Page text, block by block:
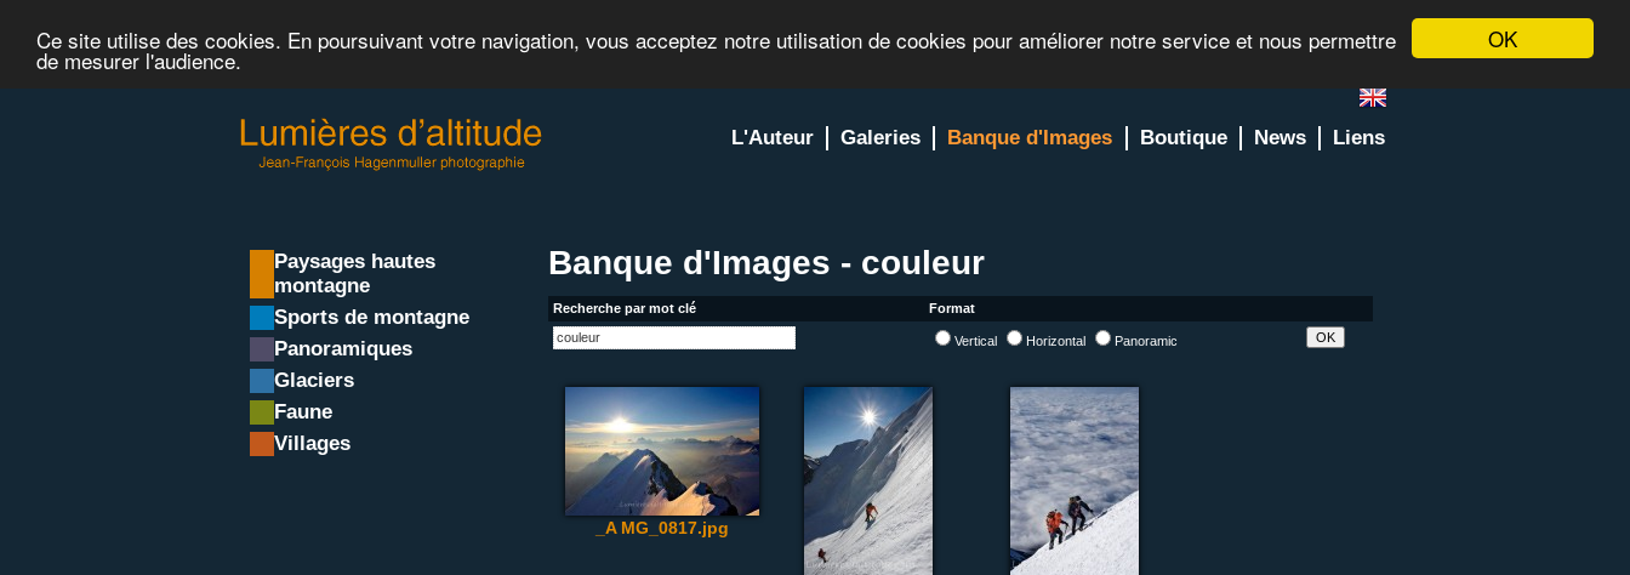
OK
Ce site utilise des cookies. En poursuivant votre navigation, vous acceptez notre utilisation de cookies pour améliorer notre service et nous permettre
de mesurer l'audience.
L'Auteur Galeries Banque d'Images Boutique News Liens
Paysages hautes
montagne
Sports de montagne
Panoramiques
Glaciers
Faune
Villages
Banque d'Images - couleur
Recherche par mot clé Format
Vertical Horizontal Panoramic
_A MG_0817.jpg